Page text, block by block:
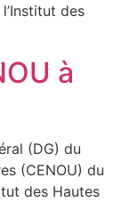
des
à
(DG) du
(CENOU) du
des Hautes